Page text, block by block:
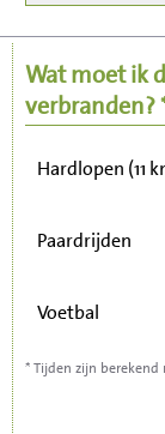
Wat moet ik
verbranden?
Wandelen (5
Hardlopen (11
Paardrijden
Voetbal
Stofzuigen
* Tijden zijn